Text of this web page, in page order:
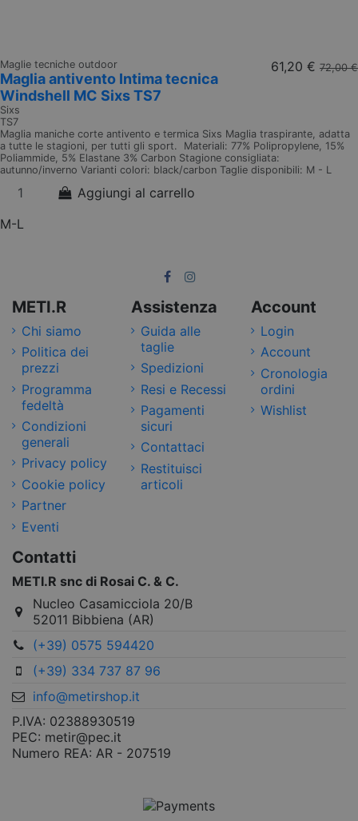
Maglie tecniche outdoor
Maglia antivento Intima tecnica
Windshell MC Sixs TS7
Sixs
TS7
61,20 € 72,00 €
Maglia maniche corte antivento e termica Sixs Maglia traspirante, adatta
a tutte le stagioni, per tutti gli sport. Materiali: 77% Polipropylene, 15%
Poliammide, 5% Elastane 3% Carbon Stagione consigliata:
autunno/inverno Varianti colori: black/carbon Taglie disponibili: M - L
Aggiungi al carrello
M-L
METI.R
Chi siamo
Politica dei
prezzi
Programma
fedeltà
Condizioni
generali
Privacy policy
Cookie policy
Partner
Eventi
Assistenza
Guida alle
taglie
Spedizioni
Resi e Recessi
Pagamenti
sicuri
Contattaci
Restituisci
articoli
Account
Login
Account
Cronologia
ordini
Wishlist
Contatti
METI.R snc di Rosai C. & C.
Nucleo Casamicciola 20/B
52011 Bibbiena (AR)
(+39) 0575 594420
(+39) 334 737 87 96
info@metirshop.it
P.IVA: 02388930519
PEC: metir@pec.it
Numero REA: AR - 207519